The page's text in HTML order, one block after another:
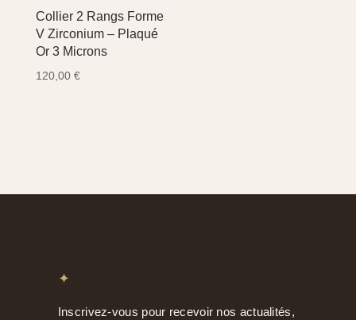
Collier 2 Rangs Forme
V Zirconium – Plaqué
Or 3 Microns
120,00 €
✦
Inscrivez-vous pour recevoir nos actualités,